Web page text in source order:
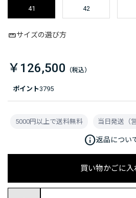
ポイント3795
41 42
サイズの選び方
￥126,500
買い物かごに入
5000円以上で送料無料 当日発送（
info返品につい